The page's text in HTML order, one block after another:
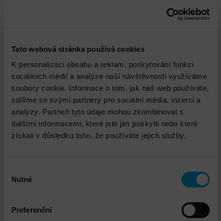
Tato webová stránka používá cookies
K personalizaci obsahu a reklam, poskytování funkcí
sociálních médií a analýze naší návštěvnosti využíváme
soubory cookie. Informace o tom, jak náš web používáte,
sdílíme se svými partnery pro sociální média, inzerci a
analýzy. Partneři tyto údaje mohou zkombinovat s
dalšími informacemi, které jste jim poskytli nebo které
získali v důsledku toho, že používáte jejich služby.
souhlasu
Nutné
Preferenční
napájení, chlazení a správu infrastruktury, kterou
neplánovaném nárůstu zátěže.
Bezpečnost
HPE GreenLake poskytuje nekompromisní enterprise-
grade úroveň zabezpečení a plnou kontrolu nad daty
v rámci celého hybridního IT prostředí. Od edge lokací
přes centrální datová centra až po cloud.
Nadstandardní ochrana je integrována napříč celým
systémy pro ochranu dat. Architektura staví na
vícevrstvém zabezpečení chránícím hardware i
plnění přísných compliance předpisů, řízení rizik a
správu šifrovacích klíčů. Výsledkem je unifikované,